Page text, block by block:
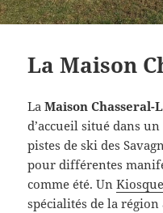
La Maison
LaMaison Chasseral-
d’accueil situé dans
pistes de ski des
pour différentes
comme été. Un
spécialités de la